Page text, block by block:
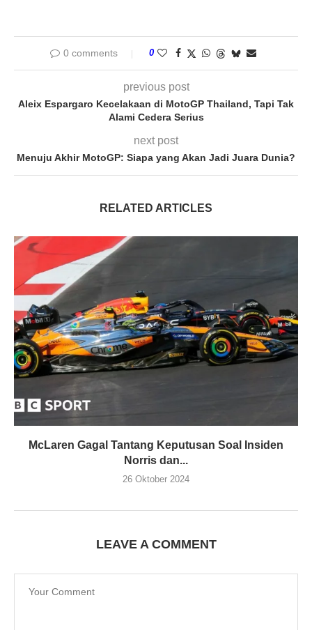
0 comments 0
previous post
Aleix Espargaro Kecelakaan di MotoGP Thailand, Tapi Tak
Alami Cedera Serius
next post
Menuju Akhir MotoGP: Siapa yang Akan Jadi Juara Dunia?
RELATED ARTICLES
McLaren Gagal Tantang Keputusan Soal Insiden
Norris dan...
26 Oktober 2024
LEAVE A COMMENT